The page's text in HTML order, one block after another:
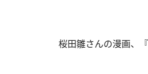
桜田雛さんの漫画、